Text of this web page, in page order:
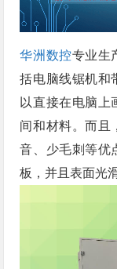
华洲数控专业生
括电脑线锯机和
以直接在电脑上
间和材料。而且
音、少毛刺等优
板，并且表面光